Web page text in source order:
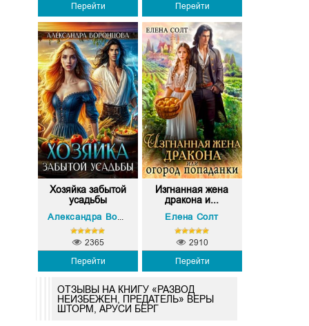
Перейти Перейти
Хозяйка забытой
усадьбы
Александра Воронцова
Перейти
2365
Изгнанная жена
дракона и...
Елена Солт
Перейти
2910
ОТЗЫВЫ НА КНИГУ «РАЗВОД
НЕИЗБЕЖЕН, ПРЕДАТЕЛЬ» ВЕРЫ
ШТОРМ, АРУСИ БЕРГ